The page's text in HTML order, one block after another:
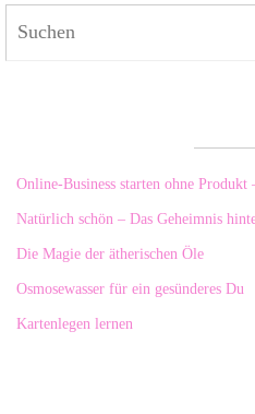
Online-Business starten ohne Produkt
Natürlich schön – Das Geheimnis
Die Magie der ätherischen Öle
Osmosewasser für ein gesünderes Du
Kartenlegen lernen